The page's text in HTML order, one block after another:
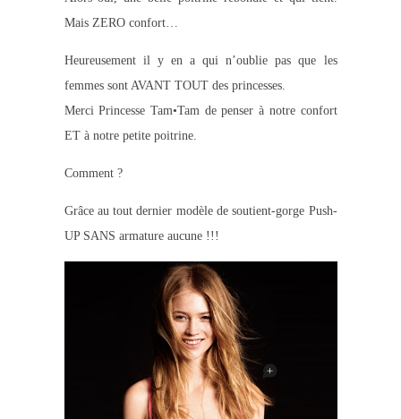
Mais ZERO confort…
Heureusement il y en a qui n’oublie pas que les
femmes sont AVANT TOUT des princesses.
Merci Princesse Tam•Tam de penser à notre confort
ET à notre petite poitrine.
Comment ?
Grâce au tout dernier modèle de soutient-gorge Push-
UP SANS armature aucune !!!